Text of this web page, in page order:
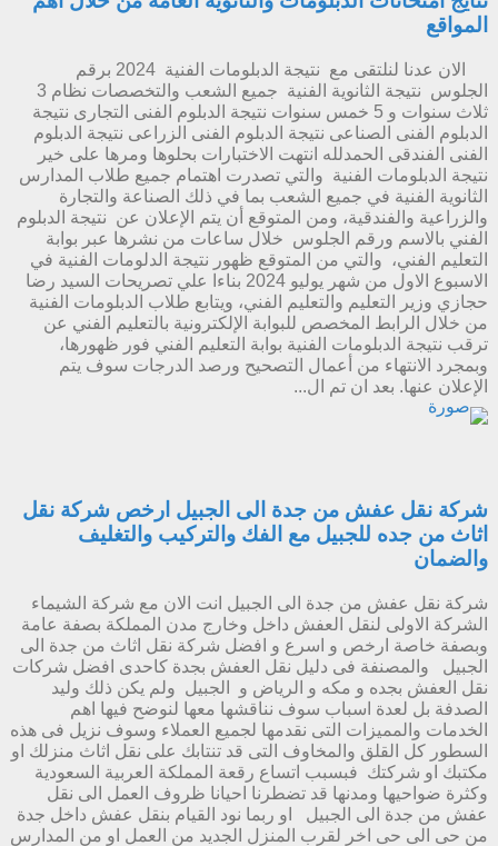
المواقع
الان عدنا لنلتقى مع نتيجة الدبلومات الفنية 2024 برقم
الجلوس نتيجة الثانوية الفنية جميع الشعب والتخصصات نظام 3
ثلاث سنوات و 5 خمس سنوات نتيجة الدبلوم الفنى التجارى نتيجة
الدبلوم الفنى الصناعى نتيجة الدبلوم الفنى الزراعى نتيجة الدبلوم
الفنى الفندقى الحمدلله انتهت الاختبارات بحلوها ومرها على خير
نتيجة الدبلومات الفنية والتي تصدرت اهتمام جميع طلاب المدارس
الثانوية الفنية في جميع الشعب بما في ذلك الصناعة والتجارة
والزراعية والفندقية، ومن المتوقع أن يتم الإعلان عن نتيجة الدبلوم
الفني بالاسم ورقم الجلوس خلال ساعات من نشرها عبر بوابة
التعليم الفني، والتي من المتوقع ظهور نتيجة الدلومات الفنية في
الاسبوع الاول من شهر يوليو 2024 بناءا علي تصريحات السيد رضا
حجازي وزير التعليم والتعليم الفني، ويتابع طلاب الدبلومات الفنية
من خلال الرابط المخصص للبوابة الإلكترونية بالتعليم الفني عن
ترقب نتيجة الدبلومات الفنية بوابة التعليم الفني فور ظهورها،
وبمجرد الانتهاء من أعمال التصحيح ورصد الدرجات سوف يتم
الإعلان عنها. بعد ان تم ال...
شركة نقل عفش من جدة الى الجبيل ارخص شركة نقل
اثاث من جده للجبيل مع الفك والتركيب والتغليف
والضمان
شركة نقل عفش من جدة الى الجبيل انت الان مع شركة الشيماء
الشركة الاولى لنقل العفش داخل وخارج مدن المملكة بصفة عامة
وبصفة خاصة ارخص و اسرع و افضل شركة نقل اثاث من جدة الى
الجبيل والمصنفة فى دليل نقل العفش بجدة كاحدى افضل شركات
نقل العفش بجده و مكه و الرياض و الجبيل ولم يكن ذلك وليد
الصدفة بل لعدة اسباب سوف نناقشها معها لنوضح فيها اهم
الخدمات والمميزات التى نقدمها لجميع العملاء وسوف نزيل فى هذه
السطور كل القلق والمخاوف التى قد تنتابك على نقل اثاث منزلك او
مكتبك او شركتك فبسبب اتساع رقعة المملكة العربية السعودية
وكثرة ضواحيها ومدنها قد تضطرنا احيانا ظروف العمل الى نقل
عفش من جدة الى الجبيل او ربما نود القيام بنقل عفش داخل جدة
من حى الى حى اخر لقرب المنزل الجديد من العمل او من المدارس